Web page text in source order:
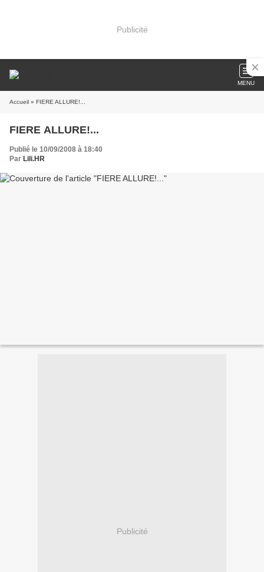
Publicité
MENU
Accueil » FIERE ALLURE!...
FIERE ALLURE!...
Publié le 10/09/2008 à 18:40
Par Lili.HR
Publicité